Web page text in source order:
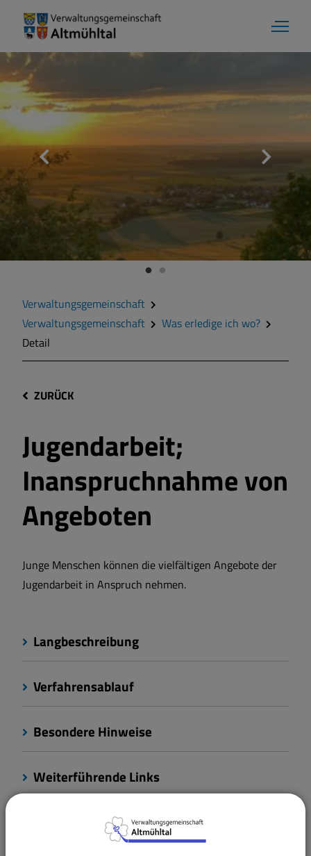
Verwaltungsgemeinschaft
Verwaltungsgemeinschaft
Was erledige ich wo?
Detail
ZURÜCK
Jugendarbeit;
Inanspruchnahme von
Angeboten
Junge Menschen können die vielfältigen Angebote der
Jugendarbeit in Anspruch nehmen.
Langbeschreibung
Verfahrensablauf
Besondere Hinweise
Weiterführende Links